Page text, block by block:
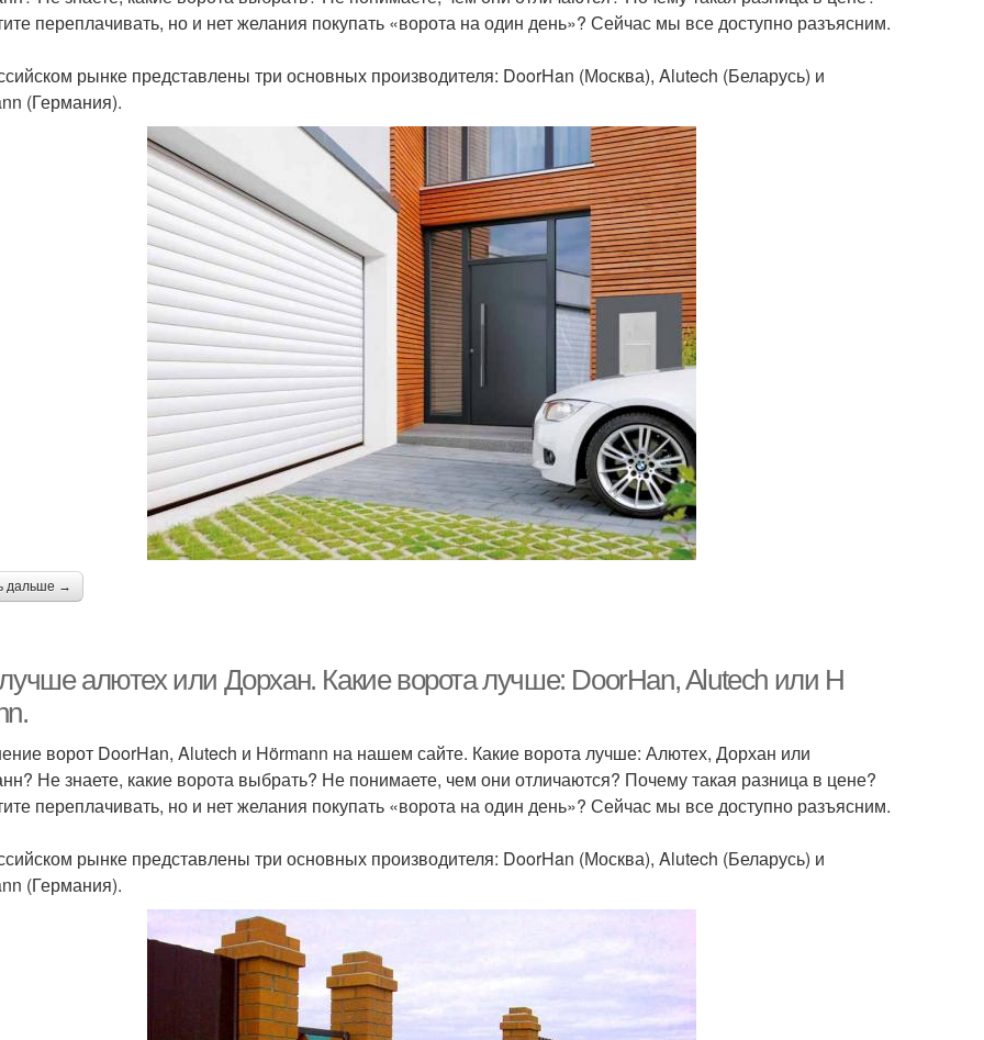
переплачивать, но и нет желания покупать «ворота на один день»? Сейчас мы все доступно разъясним.
рынке представлены три основных производителя: DoorHan (Москва), Alutech (Беларусь) и
(Германия).
дальше →
алютех или Дорхан. Какие ворота лучше: DoorHan, Alutech или H
ворот DoorHan, Alutech и Hörmann на нашем сайте. Какие ворота лучше: Алютех, Дорхан или
Не знаете, какие ворота выбрать? Не понимаете, чем они отличаются? Почему такая разница в цене?
переплачивать, но и нет желания покупать «ворота на один день»? Сейчас мы все доступно разъясним.
рынке представлены три основных производителя: DoorHan (Москва), Alutech (Беларусь) и
(Германия).